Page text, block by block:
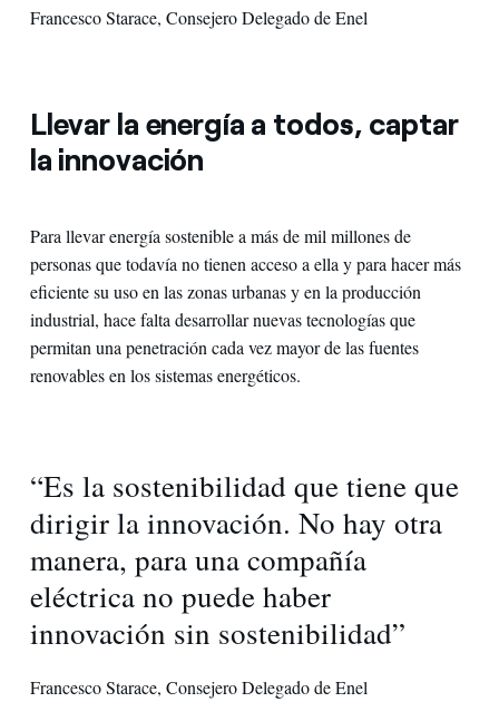
Francesco Starace, Consejero Delegado de Enel
Llevar la energía a todos, captar
la innovación
Para llevar energía sostenible a más de mil millones de
personas que todavía no tienen acceso a ella y para hacer más
eficiente su uso en las zonas urbanas y en la producción
industrial, hace falta desarrollar nuevas tecnologías que
permitan una penetración cada vez mayor de las fuentes
renovables en los sistemas energéticos.
“Es la sostenibilidad que tiene que
dirigir la innovación. No hay otra
manera, para una compañía
eléctrica no puede haber
innovación sin sostenibilidad”
Francesco Starace, Consejero Delegado de Enel